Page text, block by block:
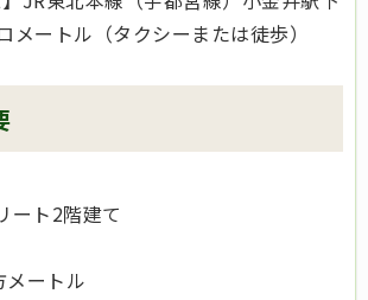
メートル（タクシーまたは徒歩）
ート2階建て
ートル